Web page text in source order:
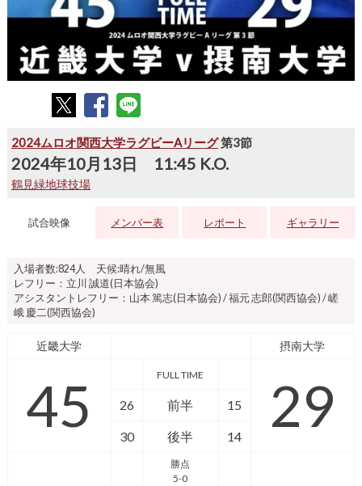
2024ムロオ関西大学ラグビーAリーグ第3節
2024年10月13日 11:45 K.O.
鶴見緑地球技場
試合映像 メンバー表 レポート ギャラリー
入場者数:824人 天候:晴れ/無風
レフリー：立川 誠道(日本協会)
アシスタントレフリー：山本 篤志(日本協会) / 福元 志郎(関西協会) / 嵯
峨 慶二(関西協会)
近畿大学 摂南大学
45 FULL TIME 29
26 前半 15
30 後半 14
勝点
5-0